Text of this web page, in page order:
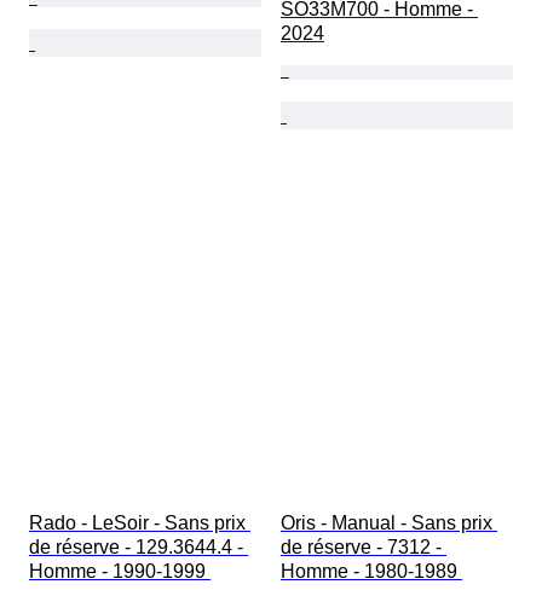
SO33M700 - Homme -
2024
Rado - LeSoir - Sans prix
de réserve - 129.3644.4 -
Homme - 1990-1999
Oris - Manual - Sans prix
de réserve - 7312 -
Homme - 1980-1989